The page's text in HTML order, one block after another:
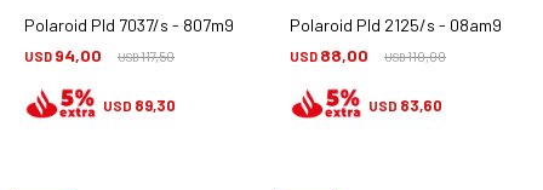
Polaroid Pld 7037/s - 807m9
USD 94,00 USD117,50
USD 89,30
Polaroid Pld 2125/s - 08am9
USD 88,00 USD110,00
USD 83,60